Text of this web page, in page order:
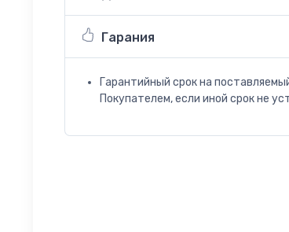
Гарания
Гарантийный срок на
Покупателем, если иной срок не